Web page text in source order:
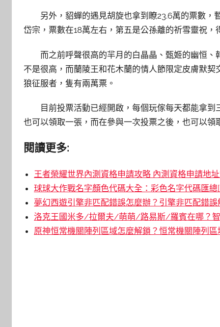
另外，貂蟬的遇見胡旋也拿到瞭23.6萬的票數
岱宗，票數在18萬左右，第五是公孫離的祈雪靈祝，
而之前呼聲很高的羋月的白晶晶、甄姬的幽恒
不是很高，而蘭陵王和花木蘭的情人節限定皮膚默
狼征服者，隻有兩萬票。
目前投票活動已經開啟，每個玩傢每天都能拿
也可以領取一張，而在參與一次投票之後，也可以領
閱讀更多:
王者榮耀世界內測資格申請攻略 內測資格申請地
球球大作戰名字顏色代碼大全：彩色名字代碼匯總
夢幻西遊引擎非匹配錯誤怎麼辦？引擎非匹配錯
洛克王國米多/拉爾夫/萌萌/路易斯/羅賓在哪？
原神恒常機關陣列區域怎麼解鎖？恒常機關陣列